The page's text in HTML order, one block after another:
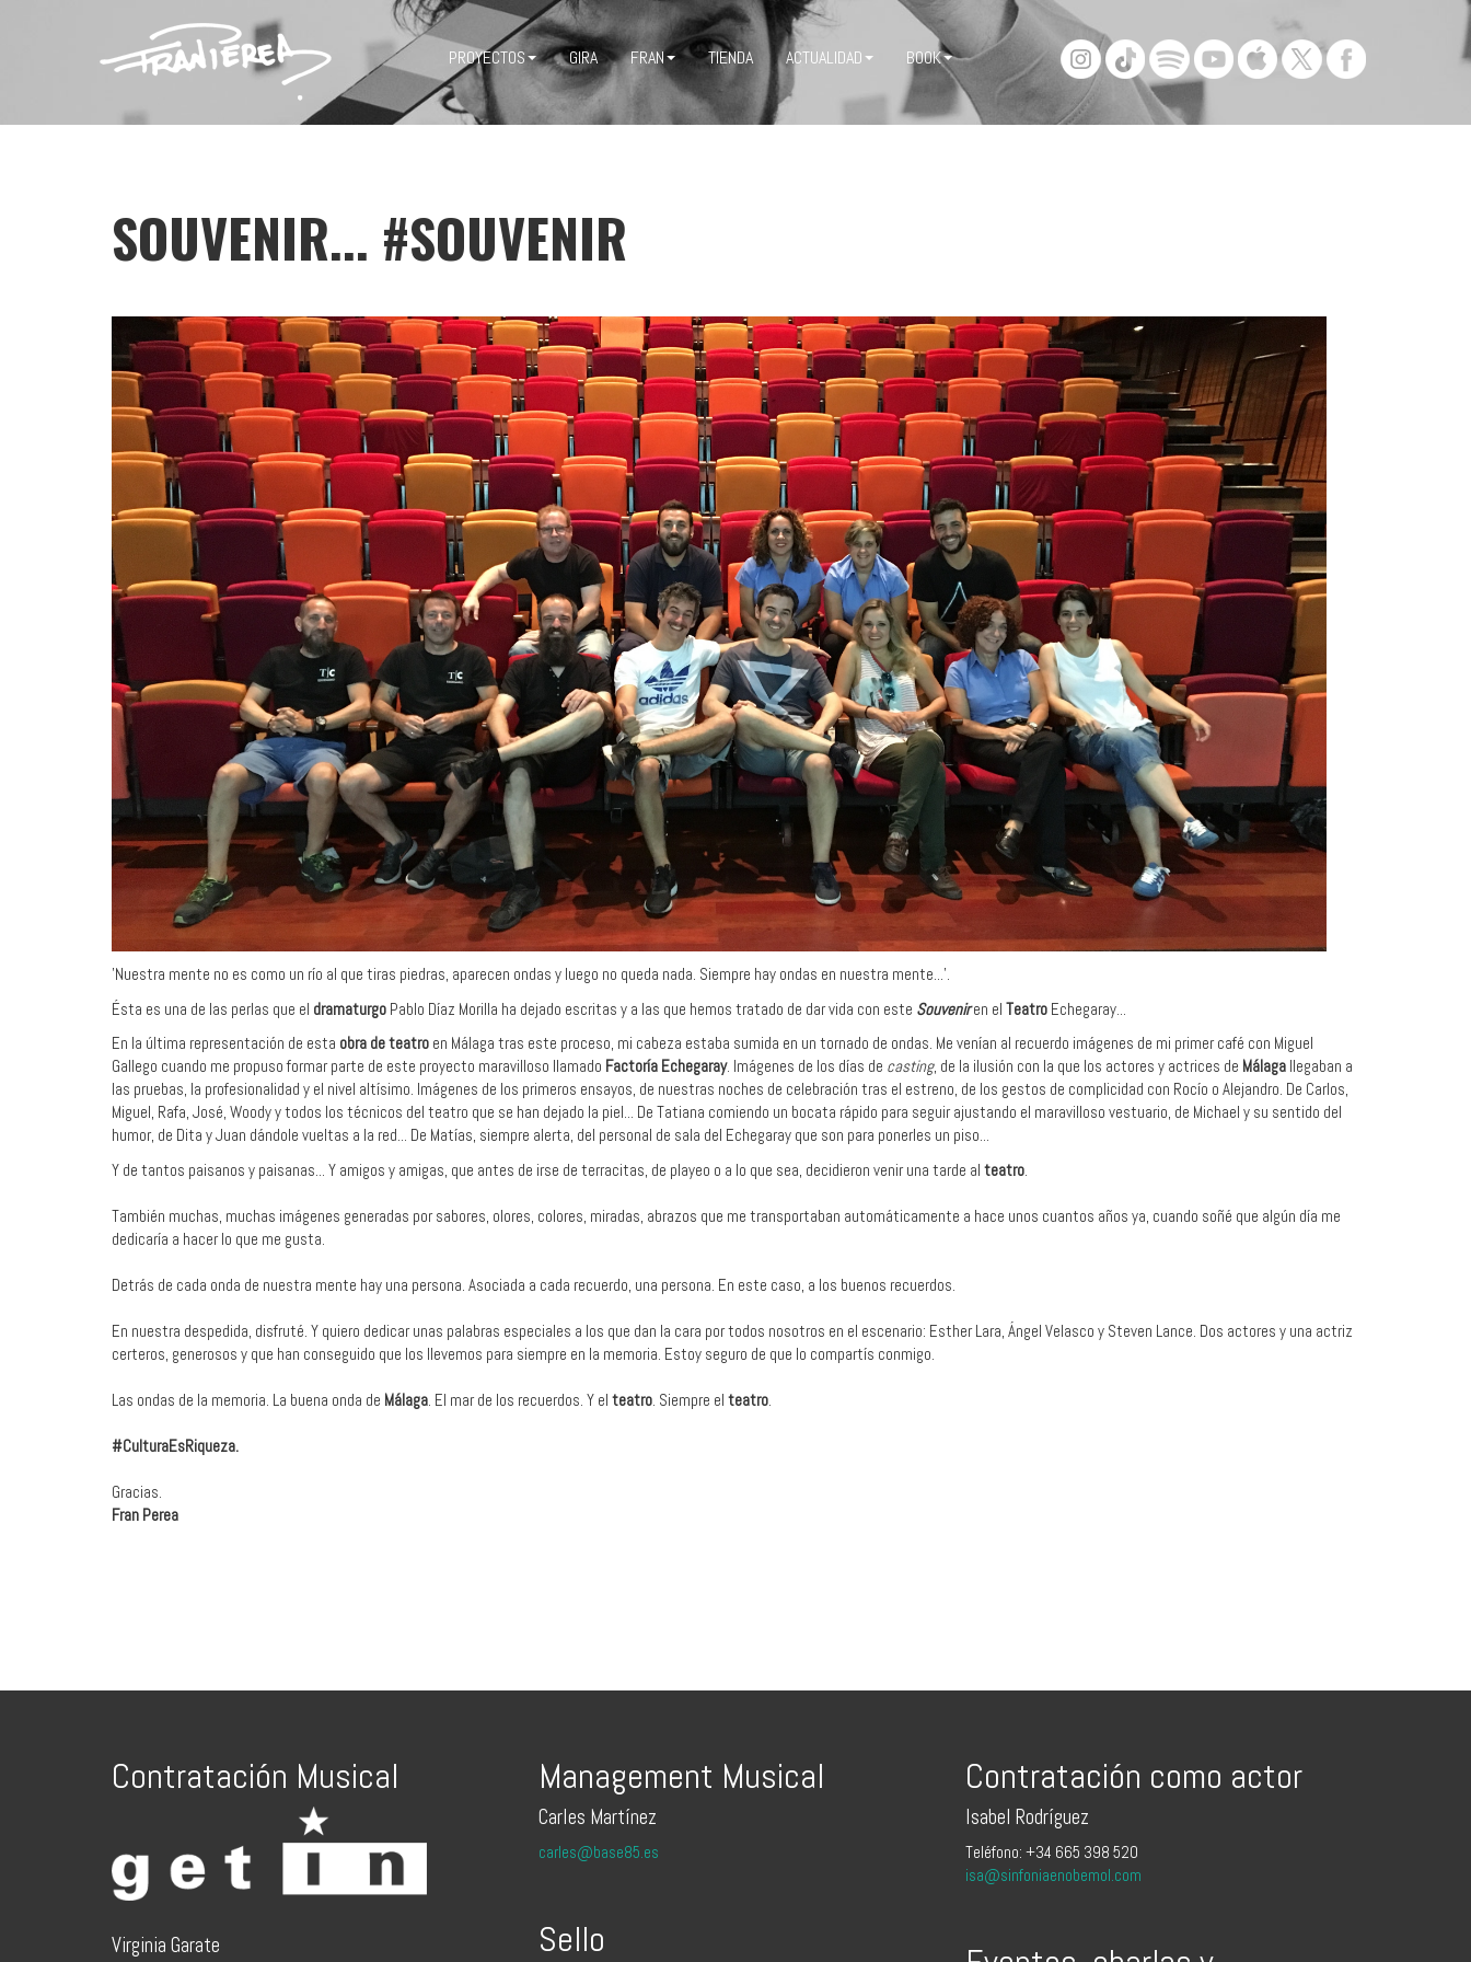
PROYECTOS GIRA FRAN TIENDA ACTUALIDAD BOOK
SOUVENIR... #SOUVENIR
'Nuestra mente no es como un río al que tiras piedras, aparecen ondas y luego no queda nada. Siempre hay ondas en nuestra mente...'.
Ésta es una de las perlas que el dramaturgo Pablo Díaz Morilla ha dejado escritas y a las que hemos tratado de dar vida con este Souveniren el Teatro Echegaray...
En la última representación de esta obra de teatro en Málaga tras este proceso, mi cabeza estaba sumida en un tornado de ondas. Me venían al recuerdo imágenes de mi primer café con Miguel
Gallego cuando me propuso formar parte de este proyecto maravilloso llamado Factoría Echegaray. Imágenes de los días de casting, de la ilusión con la que los actores y actrices de Málaga llegaban a
las pruebas, la profesionalidad y el nivel altísimo. Imágenes de los primeros ensayos, de nuestras noches de celebración tras el estreno, de los gestos de complicidad con Rocío o Alejandro. De Carlos,
Miguel, Rafa, José, Woody y todos los técnicos del teatro que se han dejado la piel... De Tatiana comiendo un bocata rápido para seguir ajustando el maravilloso vestuario, de Michael y su sentido del
humor, de Dita y Juan dándole vueltas a la red... De Matías, siempre alerta, del personal de sala del Echegaray que son para ponerles un piso...
Y de tantos paisanos y paisanas... Y amigos y amigas, que antes de irse de terracitas, de playeo o a lo que sea, decidieron venir una tarde al teatro
También muchas, muchas imágenes generadas por sabores, olores, colores, miradas, abrazos que me transportaban automáticamente a hace unos cuantos años ya, cuando soñé que algún día me
dedicaría a hacer lo que me gusta.
Detrás de cada onda de nuestra mente hay una persona. Asociada a cada recuerdo, una persona. En este caso, a los buenos recuerdos.
En nuestra despedida, disfruté. Y quiero dedicar unas palabras especiales a los que dan la cara por todos nosotros en el escenario: Esther Lara, Ángel Velasco y Steven Lance. Dos actores y una actriz
certeros, generosos y que han conseguido que los llevemos para siempre en la memoria. Estoy seguro de que lo compartís conmigo.
Las ondas de la memoria. La buena onda de Málaga . El mar de los recuerdos. Y el teatro . Siempre el teatro
#CulturaEsRiqueza.
Gracias.
Fran Perea
Contratación Musical
Virginia Garate
Management Musical
Carles Martínez
carles@base85.es
Sello
Contratación como actor
Isabel Rodríguez
Teléfono: +34 665 398 520
isa@sinfoniaenobemol.com